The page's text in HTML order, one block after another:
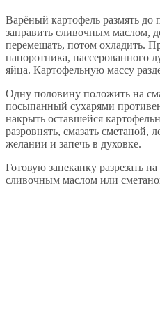
Варёный картофель размять
заправить сливочным маслом,
перемешать, потом охладить.
папоротника, пассерованного
яйца. Картофельную массу
Одну половину положить на
посыпанный сухарями
накрыть оставшейся
разровнять, смазать сметаной,
желании и запечь в духовке.
Готовую запеканку разрезать
сливочным маслом или